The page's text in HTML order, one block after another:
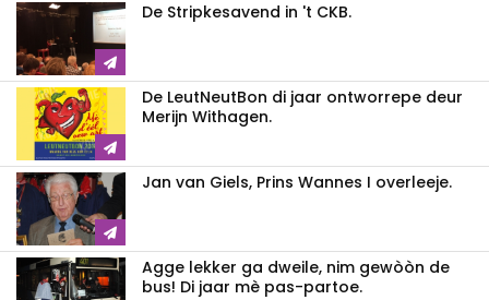
De Stripkesavend in 't CKB.
De LeutNeutBon di jaar ontworrepe deur
Merijn Withagen.
Jan van Giels, Prins Wannes I overleeje.
Agge lekker ga dweile, nim gewòòn de
bus! Di jaar mè pas-partoe.